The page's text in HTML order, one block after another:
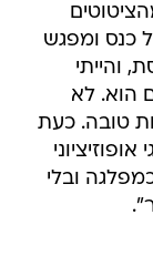
כנס ומפגש
והייתי
הוא. לא
טובה. כעת
ובלי